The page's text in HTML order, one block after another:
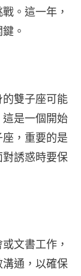
。這一年，
。
雙子座可能
是一個開始
，重要的是
誘惑時要保
文書工作，
通，以確保